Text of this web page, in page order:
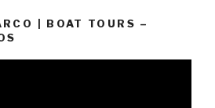
| BOAT TOURS –